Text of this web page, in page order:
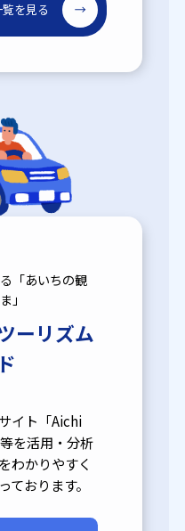
を見る
「あいちの観
」
ーリズム
イト「Aichi
を活用・分析
わかりやすく
ております。